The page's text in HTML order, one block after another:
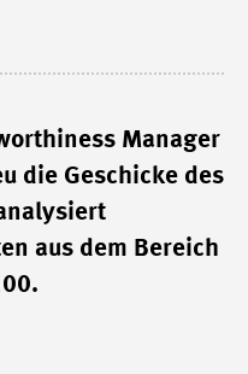
Manager
die Geschicke des
aus dem Bereich